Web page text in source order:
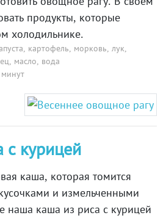
продукты, которые
холодильнике.
картофель, морковь, лук,
масло, вода
с курицей
каша, которая томится
и измельченными
каша из риса с курицей